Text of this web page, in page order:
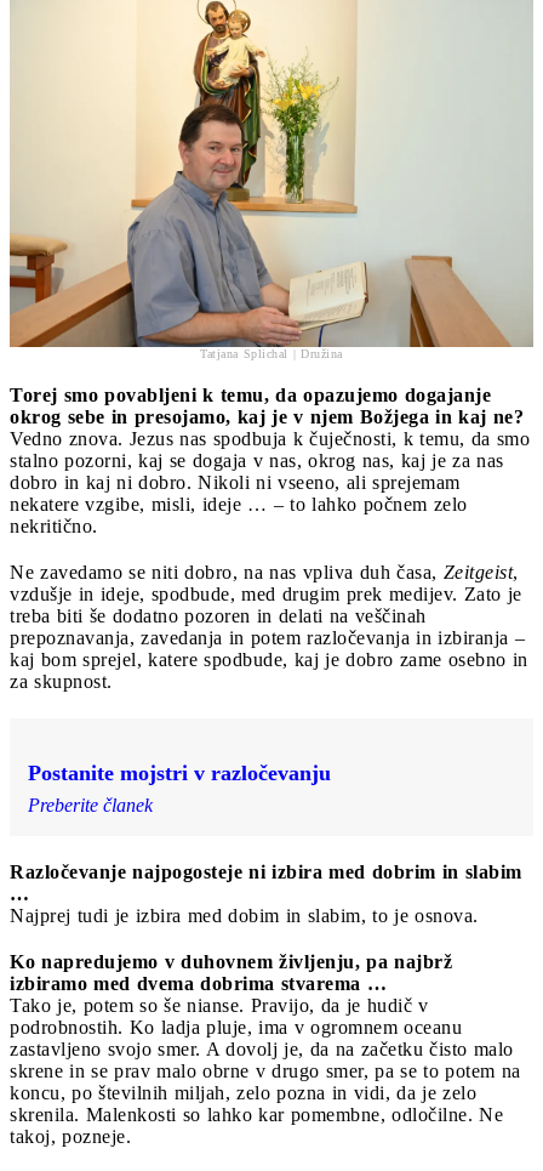
Tatjana Splichal | Družina
Torej smo povabljeni k temu, da opazujemo dogajanje
okrog sebe in presojamo, kaj je v njem Božjega in kaj ne?
Vedno znova. Jezus nas spodbuja k čuječnosti, k temu, da smo
stalno pozorni, kaj se dogaja v nas, okrog nas, kaj je za nas
dobro in kaj ni dobro. Nikoli ni vseeno, ali sprejemam
nekatere vzgibe, misli, ideje … – to lahko počnem zelo
nekritično.
Ne zavedamo se niti dobro, na nas vpliva duh časa, Zeitgeist,
vzdušje in ideje, spodbude, med drugim prek medijev. Zato je
treba biti še dodatno pozoren in delati na veščinah
prepoznavanja, zavedanja in potem razločevanja in izbiranja –
kaj bom sprejel, katere spodbude, kaj je dobro zame osebno in
za skupnost.
Postanite mojstri v razločevanju
Preberite članek
Razločevanje najpogosteje ni izbira med dobrim in slabim
…
Najprej tudi je izbira med dobim in slabim, to je osnova.
Ko napredujemo v duhovnem življenju, pa najbrž
izbiramo med dvema dobrima stvarema …
Tako je, potem so še nianse. Pravijo, da je hudič v
podrobnostih. Ko ladja pluje, ima v ogromnem oceanu
zastavljeno svojo smer. A dovolj je, da na začetku čisto malo
skrene in se prav malo obrne v drugo smer, pa se to potem na
koncu, po številnih miljah, zelo pozna in vidi, da je zelo
skrenila. Malenkosti so lahko kar pomembne, odločilne. Ne
takoj, pozneje.